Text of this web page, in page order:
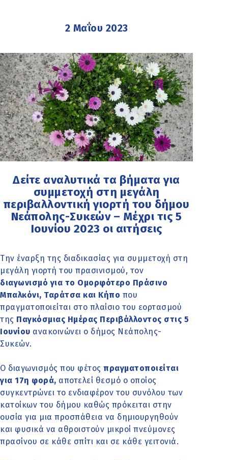
2 Μαΐου 2023
Δείτε αναλυτικά τα βήματα για
συμμετοχή στη μεγάλη
περιβαλλοντική γιορτή του δήμου
Νεάπολης-Συκεών – Μέχρι τις 5
Ιουνίου 2023 οι αιτήσεις
Την έναρξη της διαδικασίας για συμμετοχή στη
μεγάλη γιορτή του πρασινισμού, τον
διαγωνισμό για το Ομορφότερο Πράσινο
Μπαλκόνι, Ταράτσα και Κήπο που
πραγματοποιείται στο πλαίσιο του εορτασμού
της Παγκόσμιας Ημέρας Περιβάλλοντος στις 5
Ιουνίου ανακοινώνει ο δήμος Νεάπολης-
Συκεών.
Ο διαγωνισμός που φέτος πραγματοποιείται
για 17η φορά, αποτελεί θεσμό ο οποίος
συγκεντρώνει το ενδιαφέρον του συνόλου των
κατοίκων του δήμου καθώς πρόκειται στην
ουσία για μια προσπάθεια να δημιουργηθούν
και φυσικά να αθροιστούν μικροί πνεύμονες
πρασίνου σε κάθε σπίτι και σε κάθε γειτονιά.